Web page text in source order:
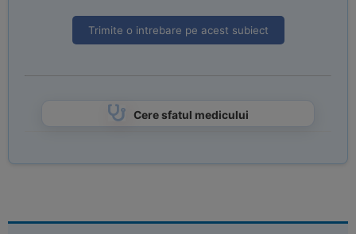
Trimite o intrebare pe acest subiect
Cere sfatul medicului